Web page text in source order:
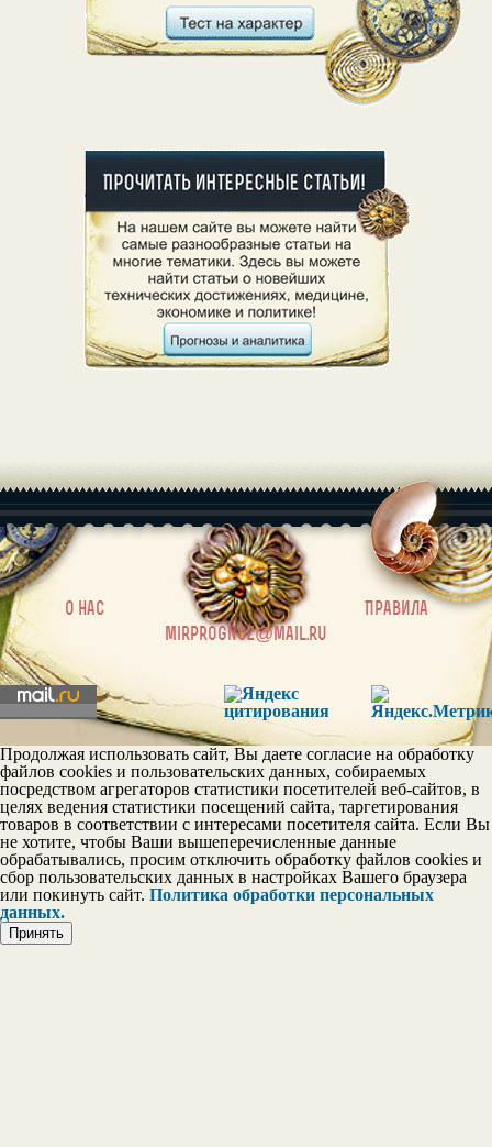
Шкала тактичности
О нас |
Правила
mirprognoz@mail.ru
Продолжая использовать сайт, Вы даете согласие на обработку
файлов cookies и пользовательских данных, собираемых
посредством агрегаторов статистики посетителей веб-сайтов, в
целях ведения статистики посещений сайта, таргетирования
товаров в соответствии с интересами посетителя сайта. Если Вы
не хотите, чтобы Ваши вышеперечисленные данные
обрабатывались, просим отключить обработку файлов cookies и
сбор пользовательских данных в настройках Вашего браузера
или покинуть сайт. Политика обработки персональных
данных.
Принять